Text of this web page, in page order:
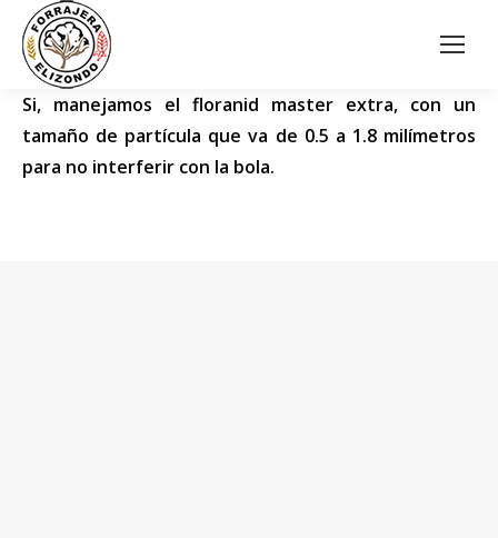
Si, manejamos el floranid master extra, con un
tamaño de partícula que va de 0.5 a 1.8 milímetros
para no interferir con la bola.